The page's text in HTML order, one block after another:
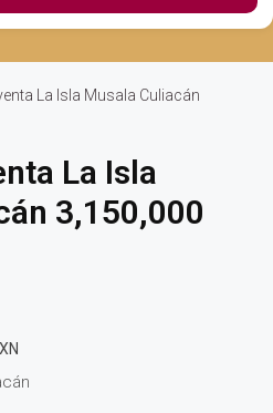
La Isla Musala Culiacán
La Isla
3,150,000